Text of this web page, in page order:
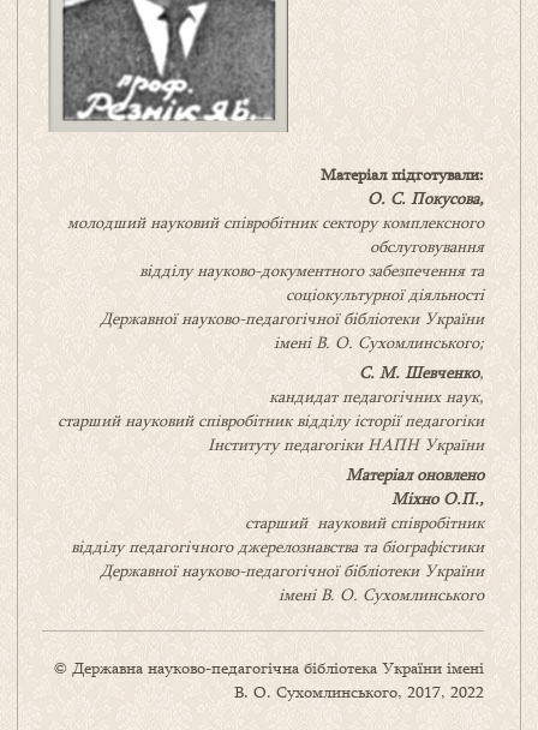
Матеріал підготували:
О. С. Покусова,
молодший науковий співробітник сектору комплексного
обслуговування
відділу науково-документного забезпечення та
соціокультурної діяльності
Державної науково-педагогічної бібліотеки України
імені В. О. Сухомлинськогo;
С. М. Шевченко,
кандидат педагогічних наук,
старший науковий співробітник відділу історії педагогіки
Інституту педагогіки НАПН України
Матеріал оновлено
Міхно О.П.,
старший науковий співробітник
відділу педагогічного джерелознавства та біографістики
Державної науково-педагогічної бібліотеки України
імені В. О. Сухомлинськогo
© Державна науково-педагогічна бібліотека України імені
В. О. Сухомлинського, 2017, 2022